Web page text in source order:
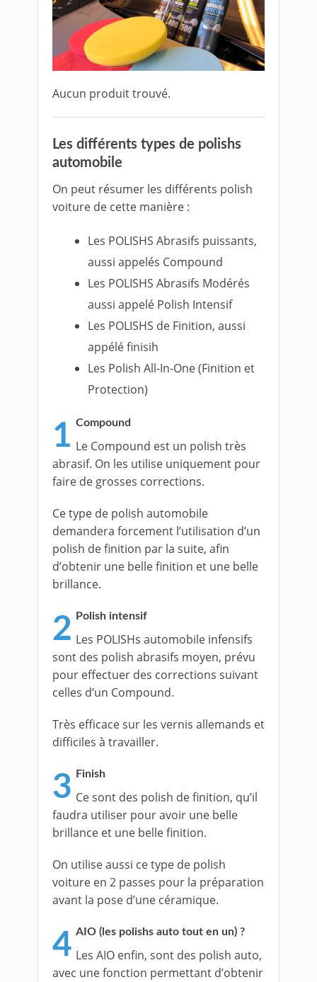
Aucun produit trouvé.
Les différents types de polishs
automobile
On peut résumer les différents polish
voiture de cette manière :
Les POLISHS Abrasifs puissants,
aussi appelés Compound
Les POLISHS Abrasifs Modérés
aussi appelé Polish Intensif
Les POLISHS de Finition, aussi
appélé finisih
Les Polish All-In-One (Finition et
Protection)
1 Compound
Le Compound est un polish très
abrasif. On les utilise uniquement pour
faire de grosses corrections.
Ce type de polish automobile
demandera forcement l’utilisation d’un
polish de finition par la suite, afin
d’obtenir une belle finition et une belle
brillance.
2 Polish intensif
Les POLISHs automobile infensifs
sont des polish abrasifs moyen, prévu
pour effectuer des corrections suivant
celles d’un Compound.
Très efficace sur les vernis allemands et
difficiles à travailler.
3 Finish
Ce sont des polish de finition, qu’il
faudra utiliser pour avoir une belle
brillance et une belle finition.
On utilise aussi ce type de polish
voiture en 2 passes pour la préparation
avant la pose d’une céramique.
4 AIO (les polishs auto tout en un) ?
Les AIO enfin, sont des polish auto,
avec une fonction permettant d’obtenir